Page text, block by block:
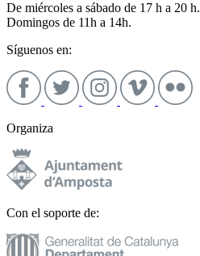
De miércoles a sábado de 17 h a 20 h.
Domingos de 11h a 14h.
Síguenos en:
Organiza
Con el soporte de: